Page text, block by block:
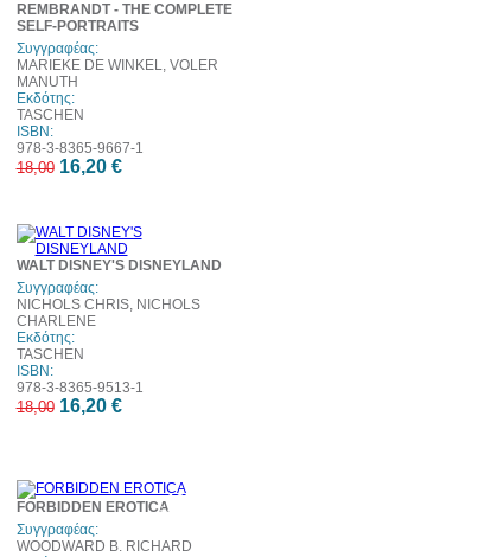
REMBRANDT - THE COMPLETE
SELF-PORTRAITS
Συγγραφέας:
MARIEKE DE WINKEL, VOLER
MANUTH
Εκδότης:
TASCHEN
ISBN:
978-3-8365-9667-1
18,00 16,20 €
WALT DISNEY'S DISNEYLAND
Συγγραφέας:
NICHOLS CHRIS, NICHOLS
CHARLENE
Εκδότης:
TASCHEN
ISBN:
978-3-8365-9513-1
18,00 16,20 €
10%
έκπτωση
FORBIDDEN EROTICA
Συγγραφέας:
WOODWARD B. RICHARD